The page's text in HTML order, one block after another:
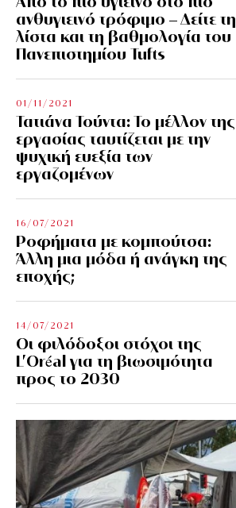
ανθυγιεινό τρόφιμο – Δείτε τη
λίστα και τη βαθμολογία του
Πανεπιστημίου Tufts
01/11/2021
Τατιάνα Τούντα: Το μέλλον της
εργασίας ταυτίζεται με την
ψυχική ευεξία των
εργαζομένων
16/07/2021
Ροφήματα με κομπούτσα:
Άλλη μια μόδα ή ανάγκη της
εποχής;
14/07/2021
Οι φιλόδοξοι στόχοι της
L’Oréal για τη βιωσιμότητα
προς το 2030